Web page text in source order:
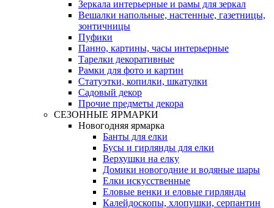
Зеркала интерьерные и рамы для зеркал
Вешалки напольные, настенные, газетницы,
зонтичницы
Пуфики
Панно, картины, часы интерьерные
Тарелки декоративные
Рамки для фото и картин
Статуэтки, копилки, шкатулки
Садовый декор
Прочие предметы декора
СЕЗОННЫЕ ЯРМАРКИ
Новогодняя ярмарка
Банты для елки
Бусы и гирлянды для елки
Верхушки на елку
Домики новогодние и водяные шары
Елки искусственные
Еловые венки и еловые гирлянды
Калейдоскопы, хлопушки, серпантин